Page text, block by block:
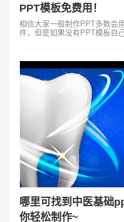
PPT模板免费用！
相信大家一般制作PPT多数会
件，但是如果没有PPT模板自
哪里可找到中医基础
你轻松制作~